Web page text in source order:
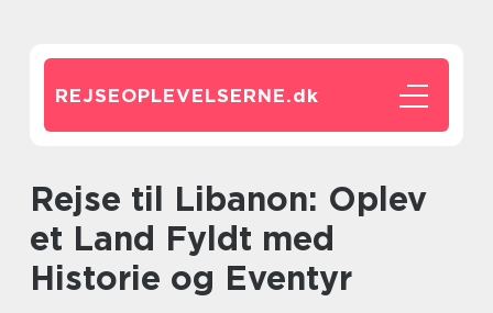
REJSEOPLEVELSERNE.dk
Rejse til Libanon: Oplev
et Land Fyldt med
Historie og Eventyr